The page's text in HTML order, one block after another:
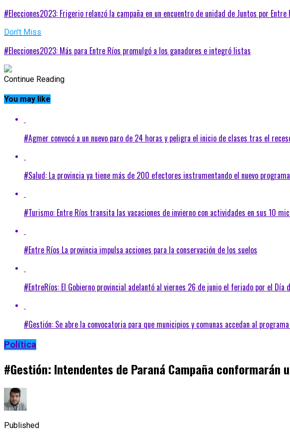
#Elecciones2023: Frigerio relanzó la campaña en un encuentro de unidad de Juntos por Entre
Don't Miss
#Elecciones2023: Más para Entre Ríos promulgó a los ganadores e integró listas
Continue Reading
You may like
#Agmer convocó a un nuevo paro de 24 horas y peligra el inicio de clases tras el
#Salud: La provincia ya tiene más de 200 efectores instrumentando el nuevo
#Turismo: Entre Ríos transita las vacaciones de invierno con actividades en sus 10
#Entre Ríos La provincia impulsa acciones para la conservación de los suelos
#EntreRíos: El Gobierno provincial adelantó al viernes 26 de junio el feriado por el Día
#Gestión: Se abre la convocatoria para que municipios y comunas accedan al
Política
#Gestión: Intendentes de Paraná Campaña conformarán
Published